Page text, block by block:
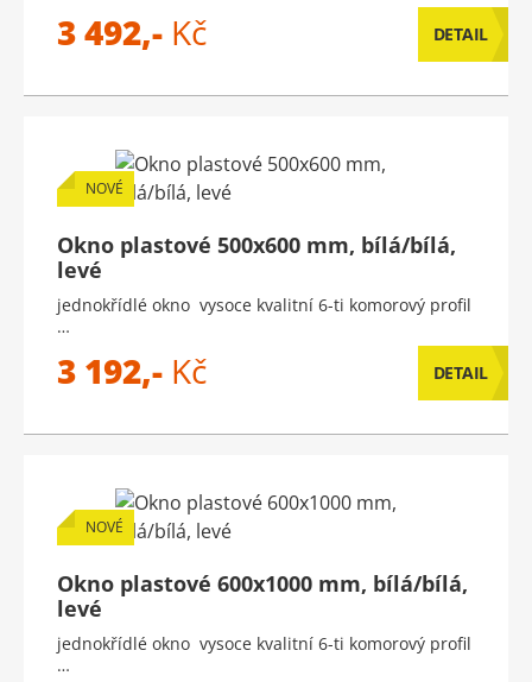
3 492,- Kč DETAIL
NOVÉ
Okno plastové 500x600 mm, bílá/bílá,
levé
jednokřídlé okno vysoce kvalitní 6-ti komorový profil
…
3 192,- Kč DETAIL
NOVÉ
Okno plastové 600x1000 mm, bílá/bílá,
levé
jednokřídlé okno vysoce kvalitní 6-ti komorový profil
…